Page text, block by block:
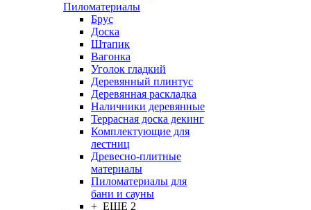
Пиломатериалы
Брус
Доска
Штапик
Вагонка
Уголок гладкий
Деревянный плинтус
Деревянная раскладка
Наличники деревянные
Террасная доска декинг
Комплектующие для
лестниц
Древесно-плитные
материалы
Пиломатериалы для
бани и сауны
+ ЕЩЕ 2